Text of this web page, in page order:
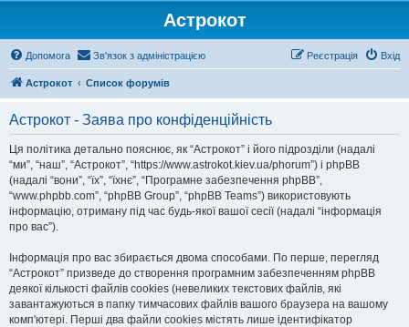
Астрокот
Допомога Зв'язок з адміністрацією Вхід
Реєстрація
Астрокот Список форумів
Астрокот - Заява про конфіденційність
Ця політика детально пояснює, як “Астрокот” і його підрозділи (надалі
“ми”, “наш”, “Астрокот”, “https://www.astrokot.kiev.ua/phorum”) і phpBB
(надалі “вони”, “їх”, “їхнє”, “Програмне забезпечення phpBB”,
“www.phpbb.com”, “phpBB Group”, “phpBB Teams”) використовують
інформацію, отриману під час будь-якої вашої сесії (надалі “інформація
про вас”).
Інформація про вас збирається двома способами. По перше, перегляд
“Астрокот” призведе до створення програмним забезпеченням phpBB
деякої кількості файлів cookies (невеликих текстових файлів, які
завантажуються в папку тимчасових файлів вашого браузера на вашому
комп'ютері. Перші два файли cookies містять лише ідентифікатор